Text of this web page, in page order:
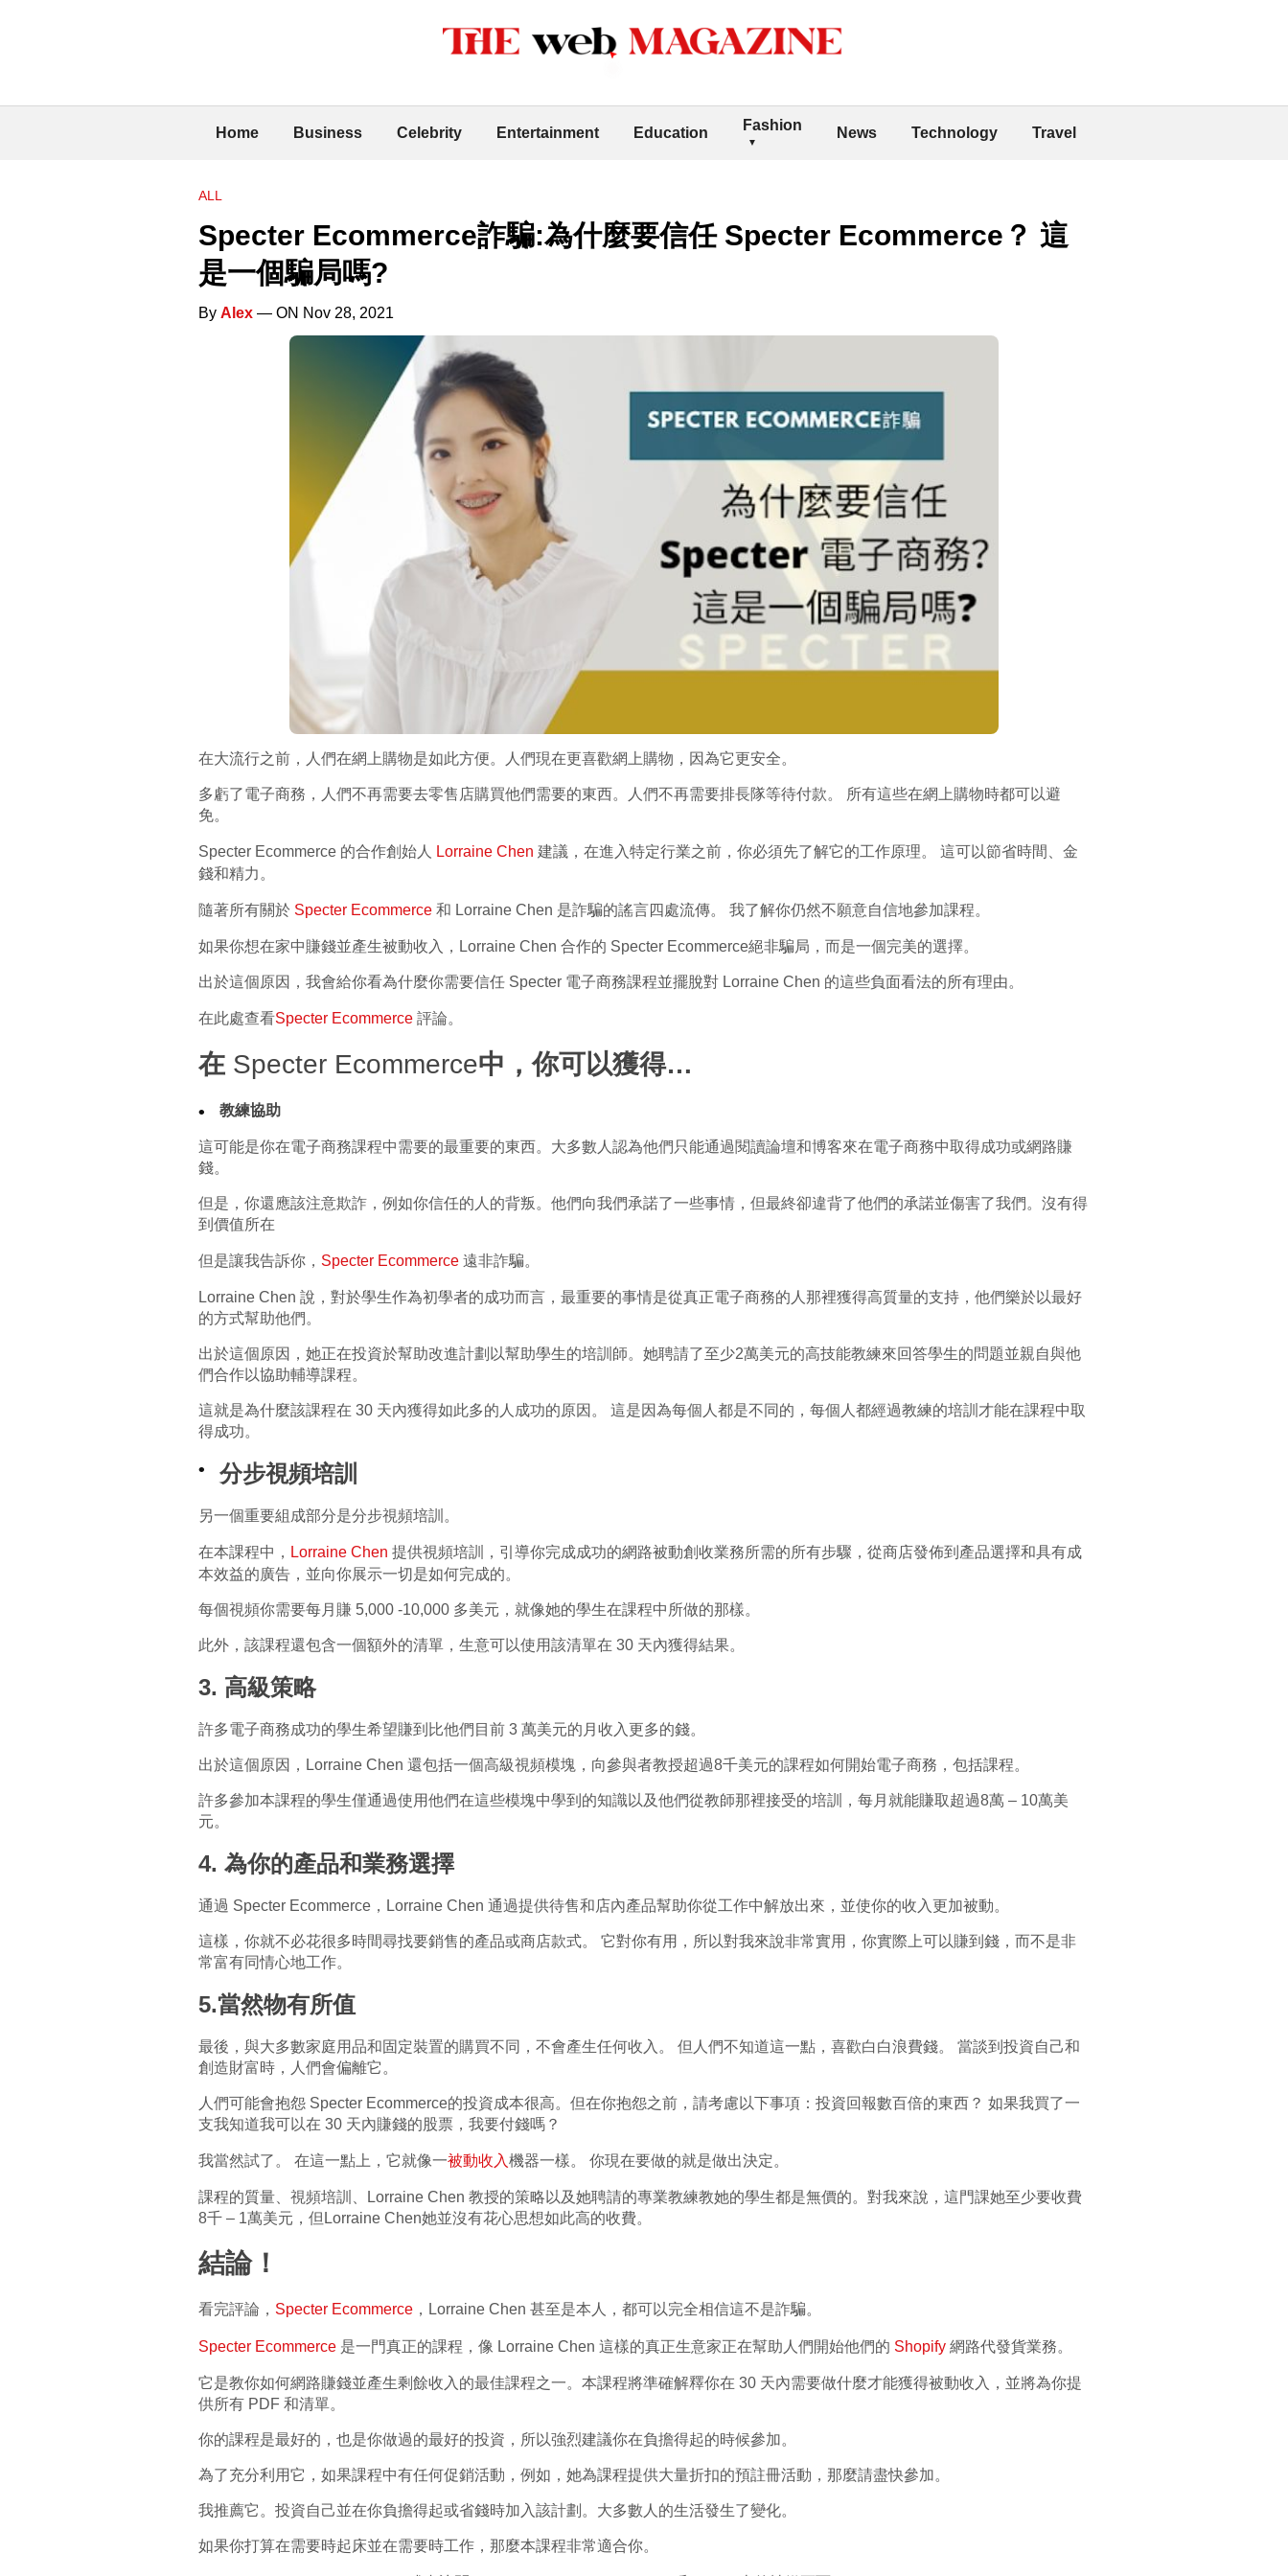
Home Business Celebrity Entertainment Education Fashion News Technology Travel
ALL
Specter Ecommerce詐騙:為什麼要信任 Specter Ecommerce？ 這
是一個騙局嗎?
By Alex — ON Nov 28, 2021
在大流行之前，人們在網上購物是如此方便。人們現在更喜歡網上購物，因為它更安全。
多虧了電子商務，人們不再需要去零售店購買他們需要的東西。人們不再需要排長隊等待付款。 所有這些在網上購物時都可以避
免。
Specter Ecommerce 的合作創始人 Lorraine Chen 建議，在進入特定行業之前，你必須先了解它的工作原理。 這可以節省時間、金
錢和精力。
隨著所有關於 Specter Ecommerce 和 Lorraine Chen 是詐騙的謠言四處流傳。 我了解你仍然不願意自信地參加課程。
如果你想在家中賺錢並產生被動收入，Lorraine Chen 合作的 Specter Ecommerce絕非騙局，而是一個完美的選擇。
出於這個原因，我會給你看為什麼你需要信任 Specter 電子商務課程並擺脫對 Lorraine Chen 的這些負面看法的所有理由。
在此處查看Specter Ecommerce 評論。
在 Specter Ecommerce中，你可以獲得…
教練協助
這可能是你在電子商務課程中需要的最重要的東西。大多數人認為他們只能通過閱讀論壇和博客來在電子商務中取得成功或網路賺
錢。
但是，你還應該注意欺詐，例如你信任的人的背叛。他們向我們承諾了一些事情，但最終卻違背了他們的承諾並傷害了我們。沒有得
到價值所在
但是讓我告訴你， Specter Ecommerce 遠非詐騙。
Lorraine Chen 說，對於學生作為初學者的成功而言，最重要的事情是從真正電子商務的人那裡獲得高質量的支持，他們樂於以最好
的方式幫助他們。
出於這個原因，她正在投資於幫助改進計劃以幫助學生的培訓師。她聘請了至少2萬美元的高技能教練來回答學生的問題並親自與他
們合作以協助輔導課程。
這就是為什麼該課程在 30 天內獲得如此多的人成功的原因。 這是因為每個人都是不同的，每個人都經過教練的培訓才能在課程中取
得成功。
分步視頻培訓
另一個重要組成部分是分步視頻培訓。
在本課程中， Lorraine Chen 提供視頻培訓，引導你完成成功的網路被動創收業務所需的所有步驟，從商店發佈到產品選擇和具有成
本效益的廣告，並向你展示一切是如何完成的。
每個視頻你需要每月賺 5,000 -10,000 多美元，就像她的學生在課程中所做的那樣。
此外，該課程還包含一個額外的清單， 生意可以使用該清單在 30 天內獲得結果。
3. 高級策略
許多電子商務成功的學生希望賺到比他們目前 3 萬美元的月收入更多的錢。
出於這個原因，Lorraine Chen 還包括一個高級視頻模塊，向參與者教授超過8千美元的課程如何開始電子商務，包括課程。
許多參加本課程的學生僅通過使用他們在這些模塊中學到的知識以及他們從教師那裡接受的培訓，每月就能賺取超過8萬 – 10萬美
元。
4. 為你的產品和業務選擇
通過 Specter Ecommerce，Lorraine Chen 通過提供待售和店內產品幫助你從工作中解放出來，並使你的收入更加被動。
這樣，你就不必花很多時間尋找要銷售的產品或商店款式。 它對你有用，所以對我來說非常實用，你實際上可以賺到錢，而不是非
常富有同情心地工作。
5.當然物有所值
最後，與大多數家庭用品和固定裝置的購買不同，不會產生任何收入。 但人們不知道這一點，喜歡白白浪費錢。 當談到投資自己和
創造財富時，人們會偏離它。
人們可能會抱怨 Specter Ecommerce的投資成本很高。但在你抱怨之前，請考慮以下事項：投資回報數百倍的東西？ 如果我買了一
支我知道我可以在 30 天內賺錢的股票，我要付錢嗎？
我當然試了。 在這一點上，它就像一被動收入機器一樣。 你現在要做的就是做出決定。
課程的質量、視頻培訓、Lorraine Chen 教授的策略以及她聘請的專業教練教她的學生都是無價的。對我來說，這門課她至少要收費
8千 – 1萬美元，但Lorraine Chen她並沒有花心思想如此高的收費。
結論！
看完評論， Specter Ecommerce ，Lorraine Chen 甚至是本人，都可以完全相信這不是詐騙。
Specter Ecommerce 是一門真正的課程，像 Lorraine Chen 這樣的真正生意家正在幫助人們開始他們的 Shopify 網路代發貨業務。
它是教你如何網路賺錢並產生剩餘收入的最佳課程之一。本課程將準確解釋你在 30 天內需要做什麼才能獲得被動收入，並將為你提
供所有 PDF 和清單。
你的課程是最好的，也是你做過的最好的投資，所以強烈建議你在負擔得起的時候參加。
為了充分利用它，如果課程中有任何促銷活動，例如，她為課程提供大量折扣的預註冊活動，那麼請盡快參加。
我推薦它。投資自己並在你負擔得起或省錢時加入該計劃。大多數人的生活發生了變化。
如果你打算在需要時起床並在需要時工作，那麼本課程非常適合你。